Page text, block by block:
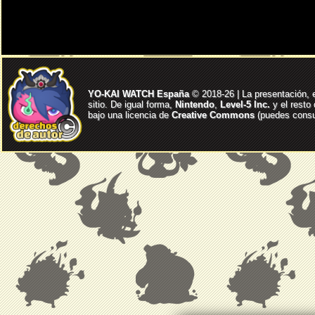
YO-KAI WATCH España© 2018-26 | La presentación,
sitio. De igual forma, Nintendo, Level-5 Inc. y el resto
bajo una licencia deCreative Commons(puedes